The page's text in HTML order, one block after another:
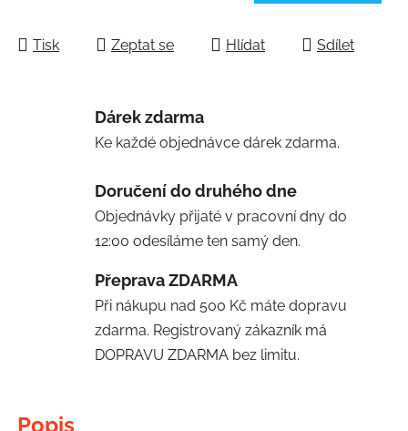
Tisk Zeptat se Hlídat Sdílet
Dárek zdarma
Ke každé objednávce dárek zdarma.
Doručení do druhého dne
Objednávky přijaté v pracovní dny do
12:00 odesíláme ten samý den.
Přeprava ZDARMA
Při nákupu nad 500 Kč máte dopravu
zdarma. Registrovaný zákazník má
DOPRAVU ZDARMA bez limitu.
Popis